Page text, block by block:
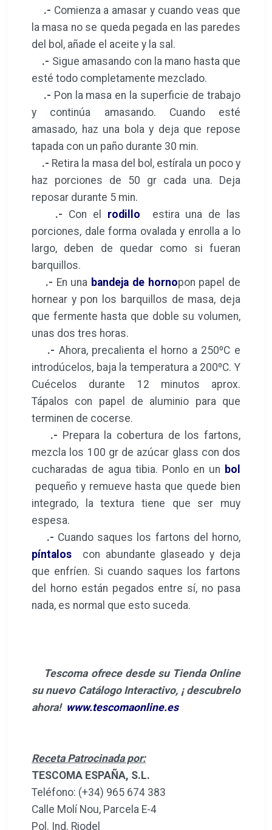
.- Comienza a amasar y cuando veas que
la masa no se queda pegada en las paredes
del bol, añade el aceite y la sal.
.- Sigue amasando con la mano hasta que
esté todo completamente mezclado.
.- Pon la masa en la superficie de trabajo
y continúa amasando. Cuando esté
amasado, haz una bola y deja que repose
tapada con un paño durante 30 min.
.- Retira la masa del bol, estírala un poco y
haz porciones de 50 gr cada una. Deja
reposar durante 5 min.
.- Con el rodillo
estira una de las
porciones, dale forma ovalada y enrolla a lo
largo, deben de quedar como si fueran
barquillos.
.- En una bandeja de hornopon papel de
hornear y pon los barquillos de masa, deja
que fermente hasta que doble su volumen,
unas dos tres horas.
.- Ahora, precalienta el horno a 250ºC e
introdúcelos, baja la temperatura a 200ºC. Y
Cuécelos durante 12 minutos aprox.
Tápalos con papel de aluminio para que
terminen de cocerse.
.- Prepara la cobertura de los fartons,
mezcla los 100 gr de azúcar glass con dos
cucharadas de agua tibia. Ponlo en un bol
pequeño y remueve hasta que quede bien
integrado, la textura tiene que ser muy
espesa.
.- Cuando saques los fartons del horno,
píntalos
con abundante glaseado y deja
que enfríen. Si cuando saques los fartons
del horno están pegados entre sí, no pasa
nada, es normal que esto suceda.
Tescoma ofrece desde su Tienda Online
su nuevo Catálogo Interactivo, ¡ descubrelo
ahora! www.tescomaonline.es
Receta Patrocinada por:
TESCOMA ESPAÑA, S.L.
Teléfono: (+34) 965 674 383
Calle Molí Nou, Parcela E-4
Pol. Ind. Riodel